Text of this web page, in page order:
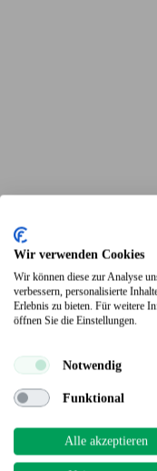
Terrassendielen
Wir verwenden Cookies
Wir können diese zur Analyse
verbessern, personalisierte
Erlebnis zu bieten. Für weitere
öffnen Sie die Einstellungen.
Notwendig
Funktional
Alle akzeptieren